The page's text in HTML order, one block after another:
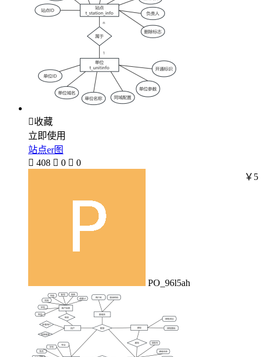
收藏
立即使用
站点er图
 408  0  0
PO_96l5ah
￥5